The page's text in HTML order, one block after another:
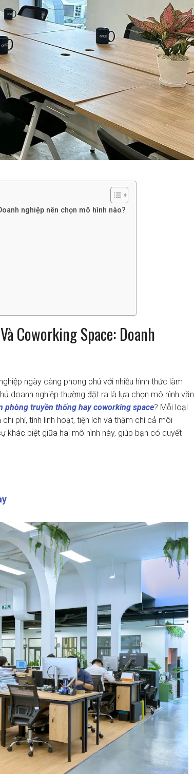
nghiệp nên chọn mô hình nào?
Coworking Space: Doanh
ngày càng phong phú với nhiều hình thức làm
doanh nghiệp thường đặt ra là lựa chọn mô hình văn
phòng truyền thống hay coworking space? Mỗi loại
phí, tính linh hoạt, tiện ích và thậm chí cả môi
khác biệt giữa hai mô hình này, giúp bạn có quyết